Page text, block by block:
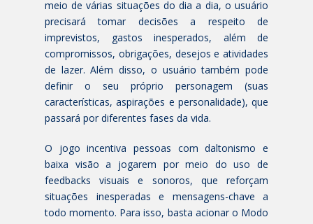
meio de várias situações do dia a dia, o usuário
precisará tomar decisões a respeito de
imprevistos, gastos inesperados, além de
compromissos, obrigações, desejos e atividades
de lazer. Além disso, o usuário também pode
definir o seu próprio personagem (suas
características, aspirações e personalidade), que
passará por diferentes fases da vida.
O jogo incentiva pessoas com daltonismo e
baixa visão a jogarem por meio do uso de
feedbacks visuais e sonoros, que reforçam
situações inesperadas e mensagens-chave a
todo momento. Para isso, basta acionar o Modo